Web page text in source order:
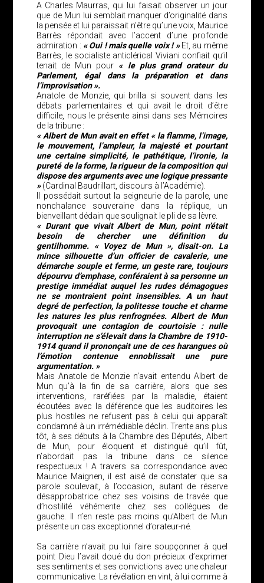
A Charles Maurras, qui lui faisait observer un jour
que de Mun lui semblait manquer d’originalité dans
la pensée et lui paraissait n’être qu’une voix, Maurice
Barrès répondait avec l’accent d’une profonde
admiration : « Oui ! mais quelle voix ! »Et, au même
Barrès, le socialiste anticlérical Viviani confiait qu’il
tenait de Mun pour « le plus grand orateur du
Parlement, égal dans la préparation et dans
l’improvisation ».
Anatole de Monzie, qui brilla si souvent dans les
débats parlementaires et qui avait le droit d’être
difficile, nous le présente ainsi dans ses Mémoires
de la tribune :
« Albert de Mun avait en effet « la flamme, l’image,
le mouvement, l’ampleur, la majesté et pourtant
une certaine simplicité, le pathétique, l’ironie, la
pureté de la forme, la rigueur de la composition qui
dispose des arguments avec une logique pressante
»(Cardinal Baudrillart, discours à l’Académie).
Il possédait surtout la seigneurie de la parole, une
nonchalance souveraine dans la réplique, un
bienveillant dédain que soulignait le pli de sa lèvre.
« Durant que vivait Albert de Mun, point n’était
besoin de chercher une définition du
gentilhomme. « Voyez de Mun », disait-on. La
mince silhouette d’un officier de cavalerie, une
démarche souple et ferme, un geste rare, toujours
dépourvu d’emphase, conféraient à sa personne un
prestige immédiat auquel les rudes démagogues
ne se montraient point insensibles. A un haut
degré de perfection, la politesse touche et charme
les natures les plus renfrognées. Albert de Mun
provoquait une contagion de courtoisie : nulle
interruption ne s’élevait dans la Chambre de 1910-
1914 quand il prononçait une de ces harangues où
l’émotion contenue ennoblissait une pure
argumentation. »
Mais Anatole de Monzie n’avait entendu Albert de
Mun qu’à la fin de sa carrière, alors que ses
interventions, raréfiées par la maladie, étaient
écoutées avec la déférence que les auditoires les
plus hostiles ne refusent pas à celui qui apparaît
condamné à un irrémédiable déclin. Trente ans plus
tôt, à ses débuts à la Chambre des Députés, Albert
de Mun, pour éloquent et distingué qu’il fût,
n’abordait pas la tribune dans ce silence
respectueux ! A travers sa correspondance avec
Maurice Maignen, il est aisé de constater que sa
parole soulevait, à l’occasion, autant de réserve
désapprobatrice chez ses voisins de travée que
d’hostilité véhémente chez ses collègues de
gauche. Il n’en reste pas moins qu’Albert de Mun
présente un cas exceptionnel d’orateur-né.
Sa carrière n’avait pu lui faire soupçonner à quel
point Dieu l’avait doué du don précieux d’exprimer
ses sentiments et ses convictions avec une chaleur
communicative. La révélation en vint, à lui comme à